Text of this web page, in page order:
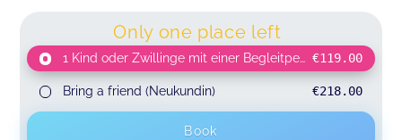
Only one place left
1 Kind oder Zwillinge mit einer Begleitperson€119.00
Bring a friend (Neukundin) €218.00
Book